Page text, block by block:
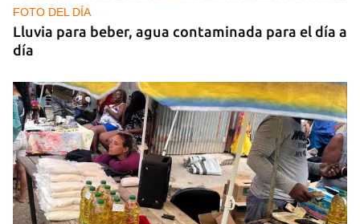
FOTO DEL DÍA
Lluvia para beber, agua contaminada para el día a
día